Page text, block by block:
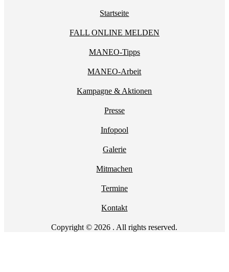
Startseite
FALL ONLINE MELDEN
MANEO-Tipps
MANEO-Arbeit
Kampagne & Aktionen
Presse
Infopool
Galerie
Mitmachen
Termine
Kontakt
Copyright © 2026 . All rights reserved.